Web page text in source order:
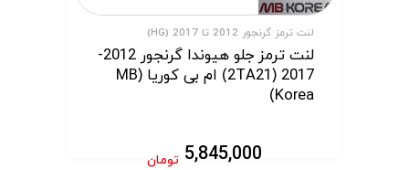
لنت ترمز گرنجور 2012 تا 2017 (HG)
لنت ترمز جلو هیوندا گرنجور 2012-
2017 (2TA21) ام بی کوریا (MB
Korea)
5,845,000 تومان